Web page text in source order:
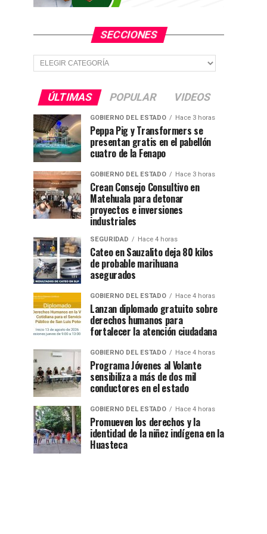
SECCIONES
Secciones
ÚLTIMAS POPULAR VIDEOS
GOBIERNO DEL ESTADO Hace 3 horas
Peppa Pig y Transformers se
presentan gratis en el pabellón
cuatro de la Fenapo
GOBIERNO DEL ESTADO Hace 3 horas
Crean Consejo Consultivo en
Matehuala para detonar
proyectos e inversiones
industriales
SEGURIDAD Hace 4 horas
Cateo en Sauzalito deja 80 kilos
de probable marihuana
asegurados
GOBIERNO DEL ESTADO Hace 4 horas
Lanzan diplomado gratuito sobre
derechos humanos para
fortalecer la atención ciudadana
GOBIERNO DEL ESTADO Hace 4 horas
Programa Jóvenes al Volante
sensibiliza a más de dos mil
conductores en el estado
GOBIERNO DEL ESTADO Hace 4 horas
Promueven los derechos y la
identidad de la niñez indígena en la
Huasteca